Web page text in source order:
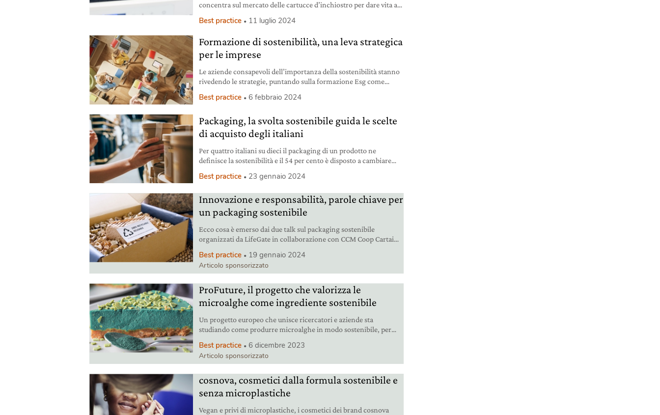
concentra sul mercato delle cartucce d’inchiostro per dare vita a
Best practice 11 luglio 2024
Formazione di sostenibilità, una leva strategica
per le imprese
Le aziende consapevoli dell’importanza della sostenibilità stanno
rivedendo le strategie, puntando sulla formazione Esg come
Best practice 6 febbraio 2024
Packaging, la svolta sostenibile guida le scelte
di acquisto degli italiani
Per quattro italiani su dieci il packaging di un prodotto ne
definisce la sostenibilità e il 54 per cento è disposto a cambiare
Best practice 23 gennaio 2024
Innovazione e responsabilità, parole chiave per
un packaging sostenibile
Ecco cosa è emerso dai due talk sul packaging sostenibile
organizzati da LifeGate in collaborazione con CCM Coop Cartai
Best practice 19 gennaio 2024
Articolo sponsorizzato
ProFuture, il progetto che valorizza le
microalghe come ingrediente sostenibile
Un progetto europeo che unisce ricercatori e aziende sta
studiando come produrre microalghe in modo sostenibile, per
impatto.
Best practice 6 dicembre 2023
Articolo sponsorizzato
cosnova, cosmetici dalla formula sostenibile e
senza microplastiche
Vegan e privi di microplastiche, i cosmetici dei brand cosnova